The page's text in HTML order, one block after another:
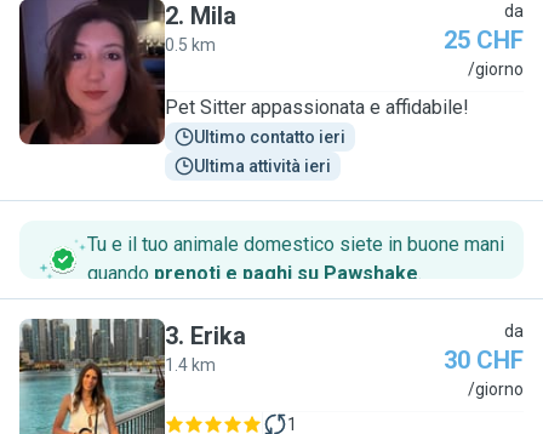
M
2. Mila
0.5 km
da
25 CHF
/giorno
Pet Sitter appassionata e affidabile!
Ultimo contatto ieri
Ultima attività ieri
Tu e il tuo animale domestico siete in buone mani
quando prenoti e paghi su Pawshake.
E
3. Erika
1.4 km
da
30 CHF
/giorno
1